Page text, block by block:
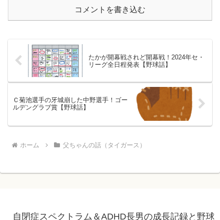
コメントを書き込む
たかが開幕戦されど開幕戦！2024年セ・
リーグ全日程発表【野球話】
Ｃ菊池選手の牙城崩した中野選手！ゴー
ルデングラブ賞【野球話】
ホーム 父ちゃんの話（タイガース）
自閉症スペクトラム＆ADHD長男の成長記録と野球